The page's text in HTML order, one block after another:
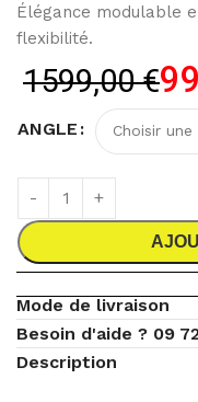
Élégance modulable
flexibilité.
1599,00€
ANGLE
Mode de livraison
Besoin d'aide ? 09
Description